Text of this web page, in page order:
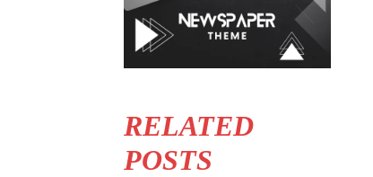
RELATED
POSTS